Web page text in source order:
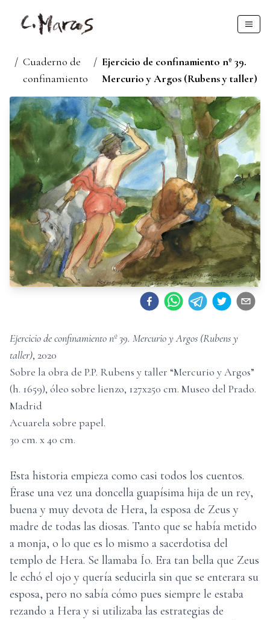
/ Cuaderno de
confinamiento
/ Ejercicio de confinamiento nº 39.
Mercurio y Argos (Rubens y taller)
Ejercicio de confinamiento nº 39. Mercurio y Argos (Rubens y
taller), 2020
Sobre la obra de P.P. Rubens y taller “Mercurio y Argos”
(h. 1659), óleo sobre lienzo, 127x250 cm. Museo del Prado.
Madrid
Acuarela sobre papel.
30 cm. x40 cm.
Esta historia empieza como casi todos los cuentos.
Érase una vez una doncella guapísima hija de un rey,
buena y muy devota de Hera, la esposa de Zeus y
madre de todas las diosas. Tanto que se había metido
a monja, o lo que es lo mismo a sacerdotisa del
templo de Hera. Se llamaba Ío. Era tan bella que Zeus
le echó el ojo y quería seducirla sin que se enterara su
esposa, pero no sabía cómo pues siempre le estaba
rezando a Hera y si utilizaba las estrategias de